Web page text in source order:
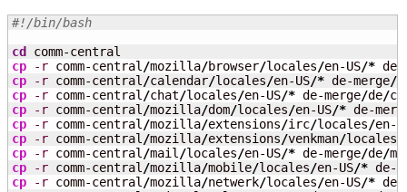
#!/bin/bash
cd
cp
-r comm-central /mozilla/browser/locales/en-US/* de-
cp
-r comm-central /calendar/locales/en-US/* de-merge/
cp
-r comm-central /chat/locales/en-US/* de-merge/de/
cp
-r comm-central /mozilla/dom/locales/en-US/* de-
cp
-r comm-central /mozilla/extensions/irc/locales/en-
cp
-r comm-central /mozilla/extensions/venkman/locales
cp
-r comm-central /mail /locales/en-US/* de-merge/de/
cp
-r comm-central /mozilla/mobile/locales/en-US/* de-
cp
-r comm-central /mozilla/netwerk/locales/en-US/* de-